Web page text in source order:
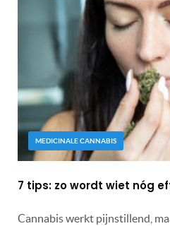
MEDICINALE CANNABIS
7 tips: zo wordt wiet nóg
Cannabis werkt pijnstillend,